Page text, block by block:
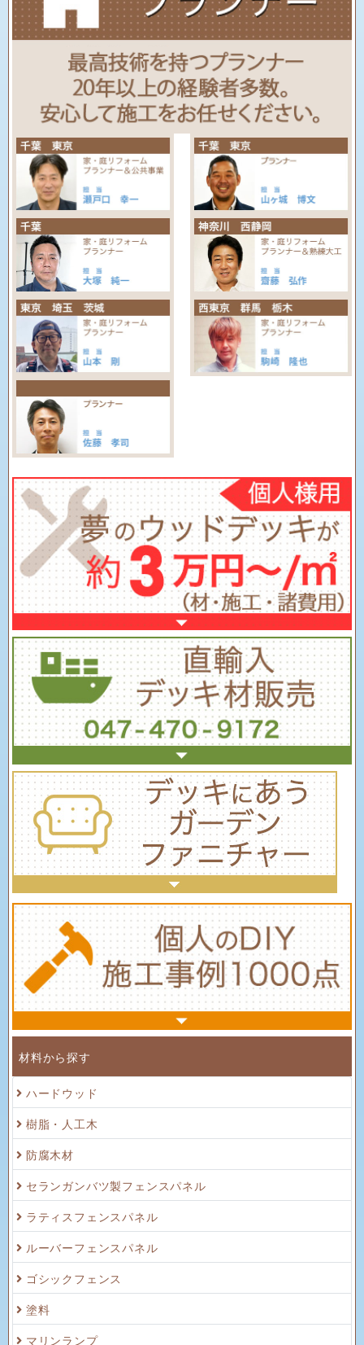
材料から探す
ハードウッド
樹脂・人工木
防腐木材
セランガンバツ製フェンスパネル
ラティスフェンスパネル
ルーバーフェンスパネル
ゴシックフェンス
塗料
マリンランプ